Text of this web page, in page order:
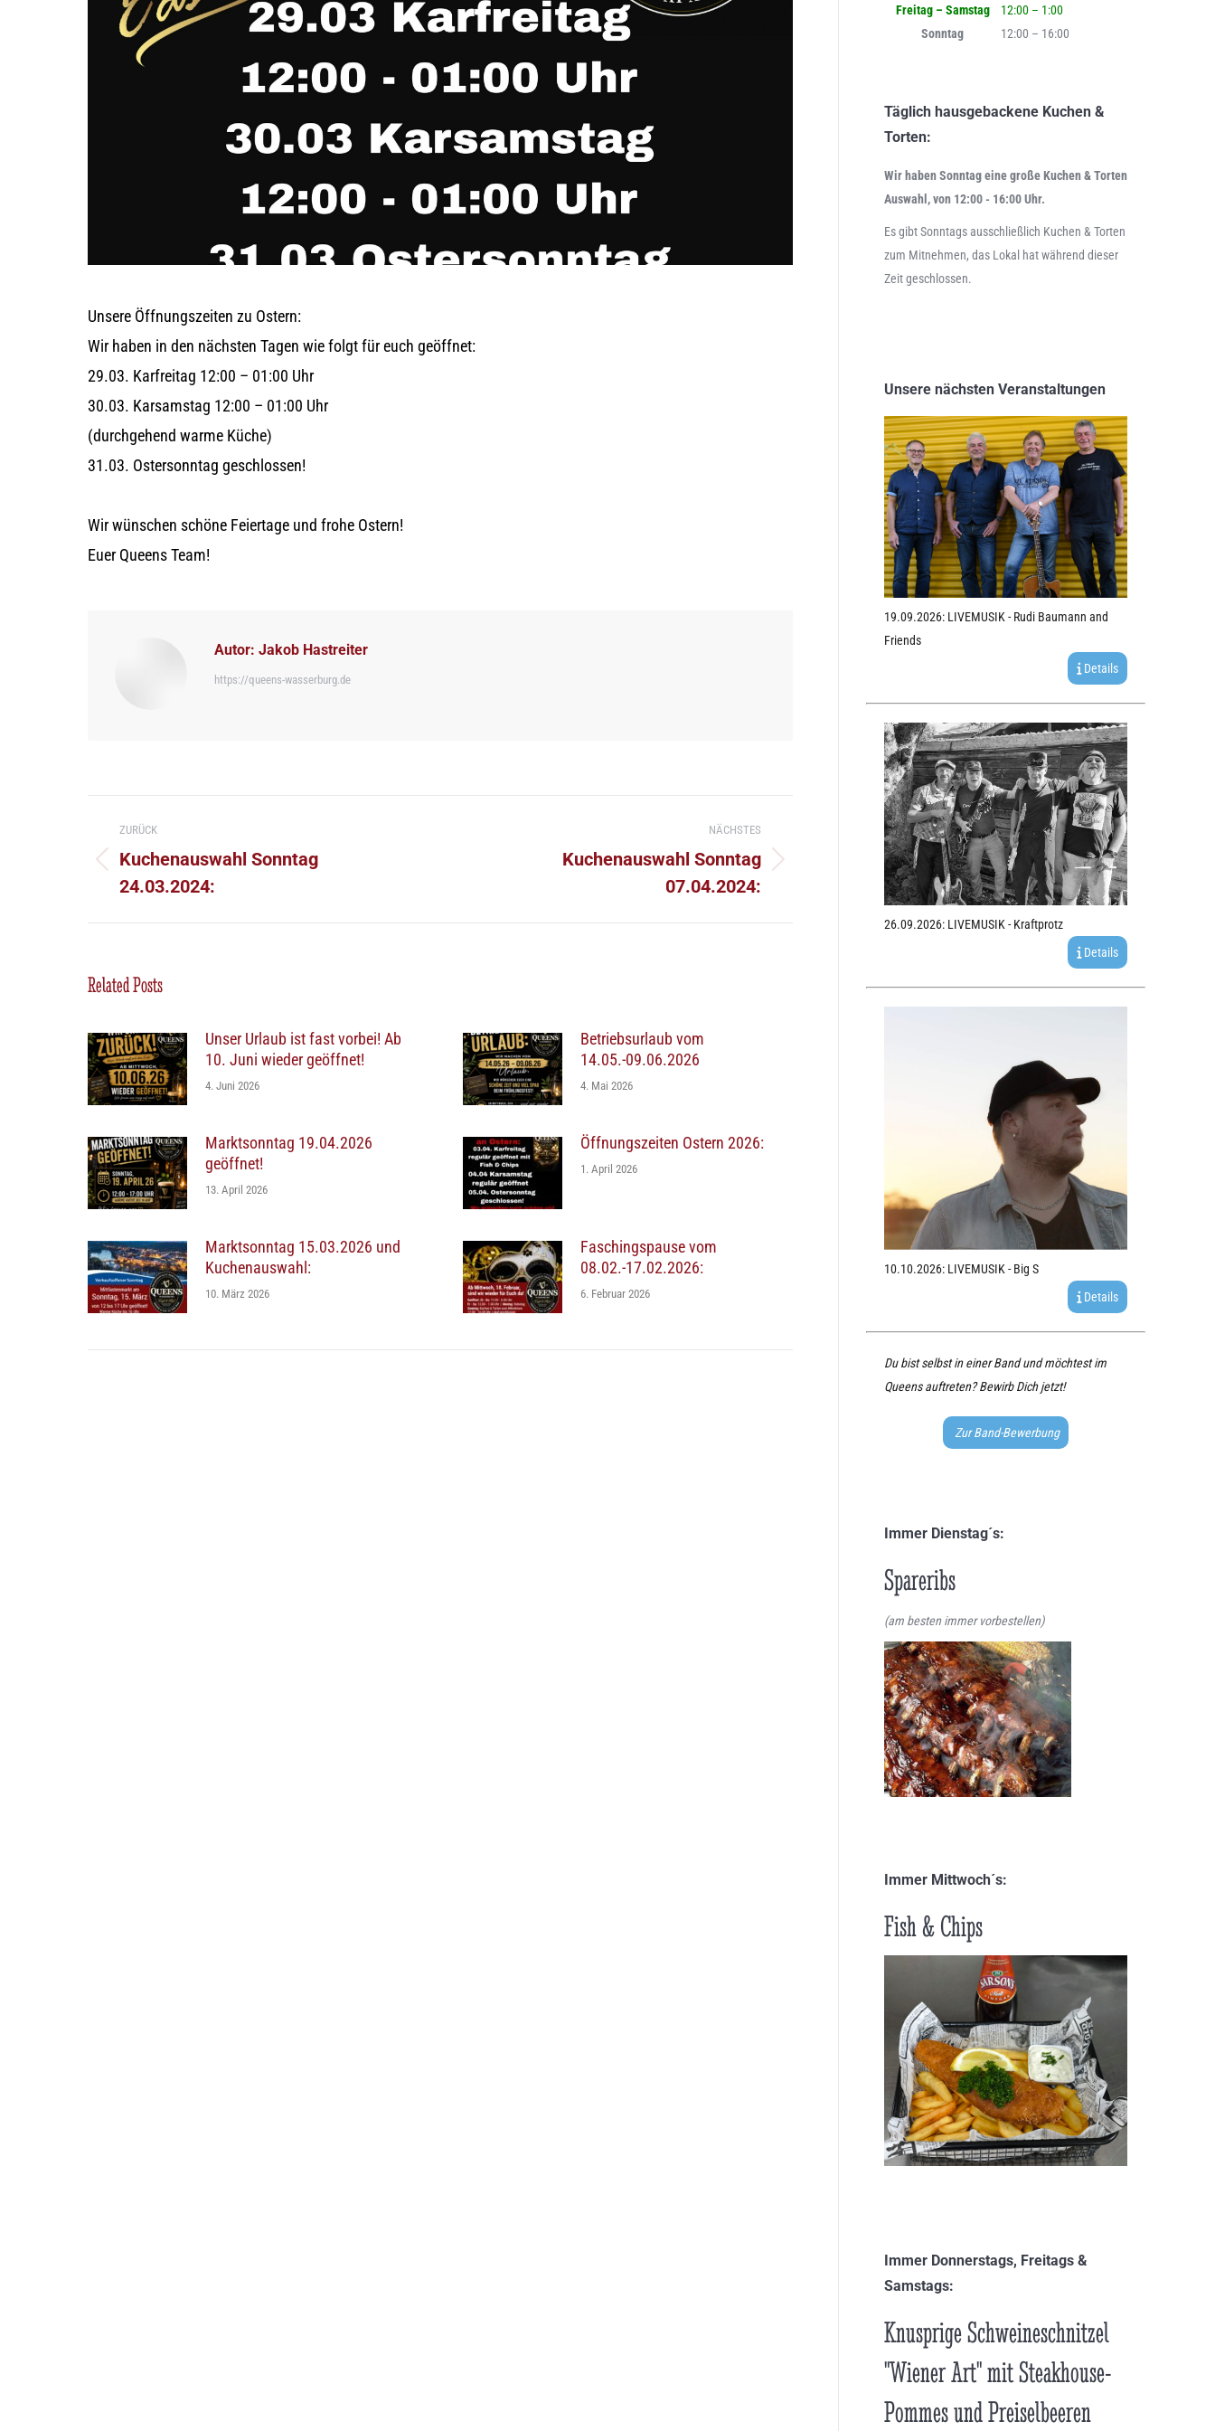
Unsere Öffnungszeiten zu Ostern:
Wir haben in den nächsten Tagen wie folgt für euch geöffnet:
29.03. Karfreitag 12:00 – 01:00 Uhr
30.03. Karsamstag 12:00 – 01:00 Uhr
(durchgehend warme Küche)
31.03. Ostersonntag geschlossen!
Wir wünschen schöne Feiertage und frohe Ostern!
Euer Queens Team!
Autor: Jakob Hastreiter
https://queens-wasserburg.de
Kommentarnavigation
ZURÜCK
Vorheriger
Beitrag:
Kuchenauswahl Sonntag
24.03.2024:
NÄCHSTES
Kuchenauswahl Sonntag
07.04.2024:
Related Posts
Unser Urlaub ist fast vorbei! Ab
10. Juni wieder geöffnet!
4. Juni 2026
Betriebsurlaub vom
14.05.-09.06.2026
4. Mai 2026
Marktsonntag 19.04.2026
geöffnet!
13. April 2026
Öffnungszeiten Ostern 2026:
1. April 2026
Marktsonntag 15.03.2026 und
Kuchenauswahl:
10. März 2026
Faschingspause vom
08.02.-17.02.2026:
6. Februar 2026
Freitag – Samstag
12:00 – 1:00
Sonntag
12:00 – 16:00
Täglich hausgebackene Kuchen &
Torten:
Wir haben Sonntag eine große Kuchen & Torten
Auswahl, von 12:00 - 16:00 Uhr.
Es gibt Sonntags ausschließlich Kuchen & Torten
zum Mitnehmen, das Lokal hat während dieser
Zeit geschlossen.
Unsere nächsten Veranstaltungen
19.09.2026: LIVEMUSIK - Rudi Baumann and
Friends
Details
26.09.2026: LIVEMUSIK - Kraftprotz
Details
10.10.2026: LIVEMUSIK - Big S
Details
Du bist selbst in einer Band und möchtest im
Queens auftreten? Bewirb Dich jetzt!
Zur Band-Bewerbung
Immer Dienstag´s:
Spareribs
(am besten immer vorbestellen)
Immer Mittwoch´s:
Fish & Chips
Immer Donnerstags, Freitags &
Samstags:
Knusprige Schweineschnitzel
"Wiener Art" mit Steakhouse-
Pommes und Preiselbeeren